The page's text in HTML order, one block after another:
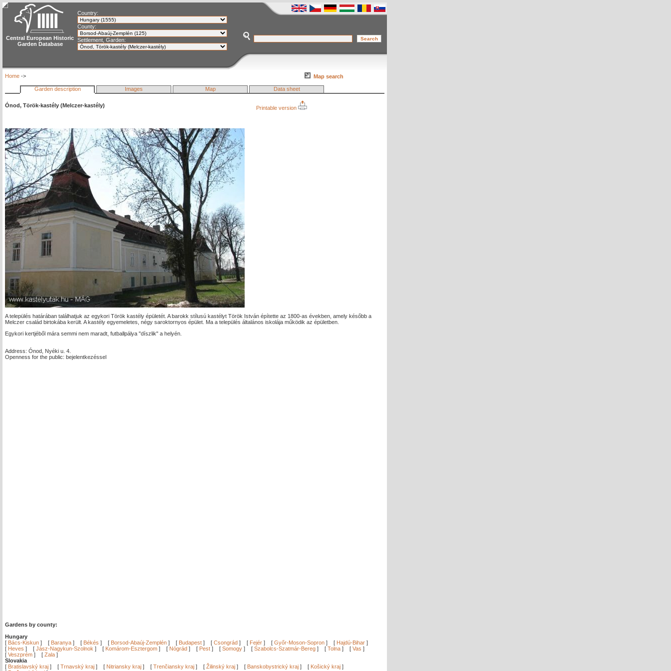
Central European Historic
Garden Database
Country:
County:
Settlement, Garden:
Home -> Map search
Garden description Images Map Data sheet
Ónod, Török-kastély (Melczer-kastély) Printable version
A település határában találhatjuk az egykori Török kastély épületét. A barokk stílusú kastélyt Török István építette az 1800-as években, amely később a
Melczer család birtokába került. A kastély egyemeletes, négy saroktornyos épület. Ma a település általános iskolája működik az épületben.
Egykori kertjéből mára semmi nem maradt, futballpálya "díszlik" a helyén.
Address: Ónod, Nyéki u. 4.
Openness for the public: bejelentkezéssel
Gardens by county:
Hungary
[ Bács-Kiskun ] [ Baranya ] [ Békés ] [ Borsod-Abaúj-Zemplén ] [ Budapest ] [ Csongrád ] [ Fejér ] [ Győr-Moson-Sopron ] [ Hajdú-Bihar ]
[ Heves ] [ Jász-Nagykun-Szolnok ] [ Komárom-Esztergom ] [ Nógrád ] [ Pest ] [ Somogy ] [ Szabolcs-Szatmár-Bereg ] [ Tolna ] [ Vas ]
[ Veszprém ] [ Zala ]
Slovakia
[ Bratislavský kraj ] [ Trnavský kraj ] [ Nitriansky kraj ] [ Trenčiansky kraj ] [ Žilinský kraj ] [ Banskobystrický kraj ] [ Košický kraj ]